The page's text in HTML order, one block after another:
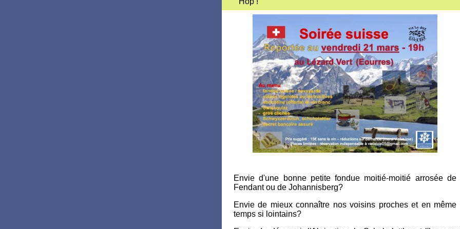
Envie d'une bonne petite fondue moitié-moitié arrosée de
Fendant ou de Johannisberg?
Envie de mieux connaître nos voisins proches et en même
temps si lointains?